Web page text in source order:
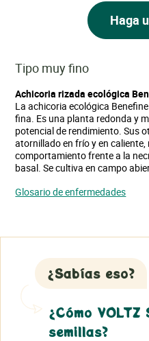
Haga
Tipo muy fino
Achicoria rizada ecológica
La achicoria ecológica
fina. Es una planta redonda y
potencial de rendimiento. Sus
atornillado en frío y en
comportamiento frente a la
basal. Se cultiva en campo
Glosario de enfermedades
¿Sabías eso?
¿Cómo VOLTZ
semillas?